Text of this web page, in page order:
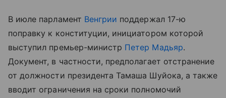
В июле парламент Венгрии поддержал 17-ю
поправку к конституции, инициатором которой
выступил премьер-министр Петер Мадьяр.
Документ, в частности, предполагает отстранение
от должности президента Тамаша Шуйока, а также
вводит ограничения на сроки полномочий